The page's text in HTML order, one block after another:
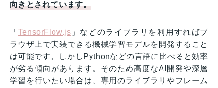
向きとされています。
「 TensorFlow.js 」などのライブラリを利用すればブ
ラウザ上で実装できる機械学習モデルを開発すること
は可能です。しかしPythonなどの言語に比べると効率
が劣る傾向があります。そのため高度なAI開発や深層
学習を行いたい場合は、専用のライブラリやフレーム